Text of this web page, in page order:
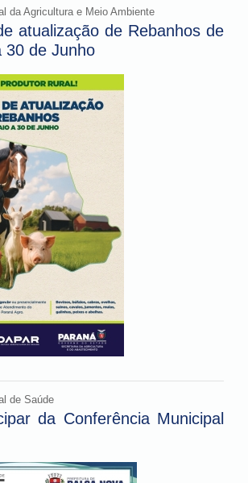
da Agricultura e Meio Ambiente
atualização de Rebanhos de
30 de Junho
de Saúde
da Conferência Municipal